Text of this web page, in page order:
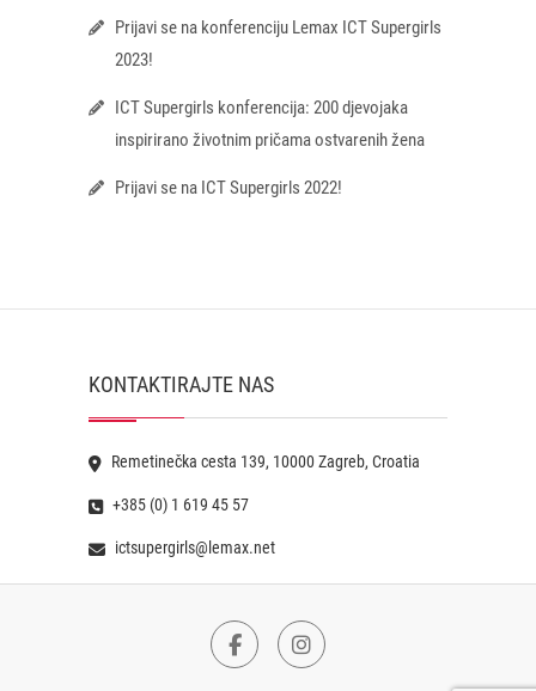
Prijavi se na konferenciju Lemax ICT Supergirls
2023!
ICT Supergirls konferencija: 200 djevojaka
inspirirano životnim pričama ostvarenih žena
Prijavi se na ICT Supergirls 2022!
KONTAKTIRAJTE NAS
Remetinečka cesta 139, 10000 Zagreb, Croatia
+385 (0) 1 619 45 57
ictsupergirls@lemax.net
FacebookInstagram